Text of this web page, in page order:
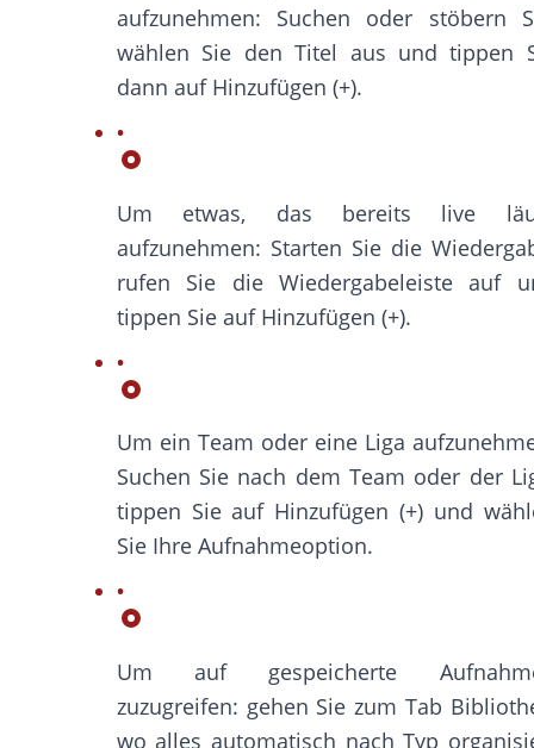
aufzunehmen: Suchen oder stöbern
wählen Sie den Titel aus und tippen
dann auf Hinzufügen (+).
Um etwas, das bereits live
aufzunehmen: Starten Sie die
rufen Sie die Wiedergabeleiste auf
tippen Sie auf Hinzufügen (+).
Um ein Team oder eine Liga
Suchen Sie nach dem Team oder der
tippen Sie auf Hinzufügen (+) und
Sie Ihre Aufnahmeoption.
Um auf gespeicherte
zuzugreifen: gehen Sie zum Tab
wo alles automatisch nach Typ